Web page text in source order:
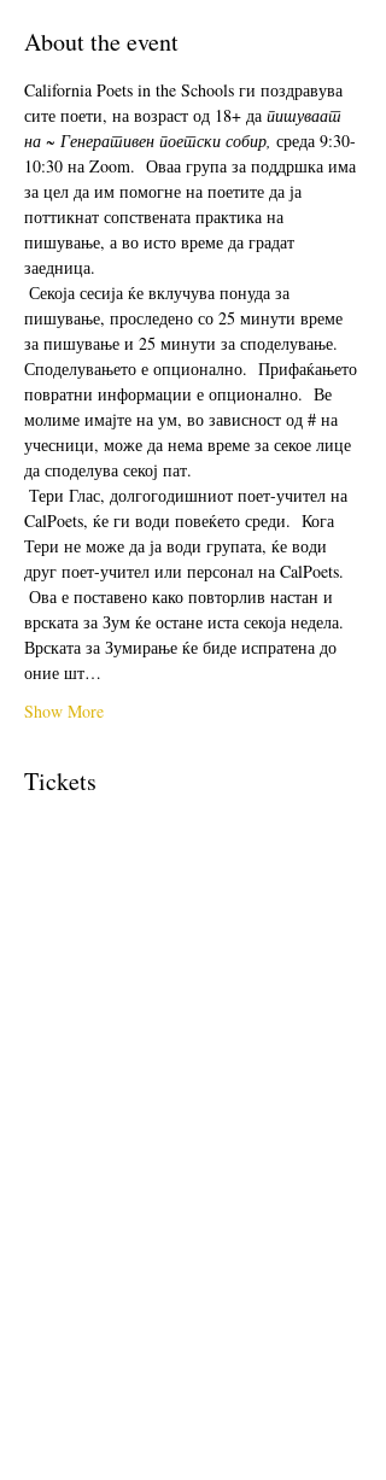
About the event
California Poets in the Schools ги поздравува
сите поети, на возраст од 18+ да пишуваат
на ~ Генеративен поетски собир, среда 9:30-
10:30 на Zoom.  Оваа група за поддршка има
за цел да им помогне на поетите да ја
поттикнат сопствената практика на
пишување, а во исто време да градат
заедница.
пишување, проследено со 25 минути време
за пишување и 25 минути за споделување.
Споделувањето е опционално.  Прифаќањето
повратни информации е опционално.  Ве
молиме имајте на ум, во зависност од # на
учесници, може да нема време за секое лице
да споделува секој пат.
CalPoets, ќе ги води повеќето среди.  Кога
Тери не може да ја води групата, ќе води
друг поет-учител или персонал на CalPoets.
врската за Зум ќе остане иста секоја недела.
Врската за Зумирање ќе биде испратена до
оние шт…
Show More
Tickets